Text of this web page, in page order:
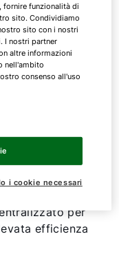
fornitura
per l'igiene,
di calore di
fasi
industriali
superfici e
per
efficienza
fornire funzionalità di
sito. Condividiamo
sito con i nostri
I nostri partner
altre informazioni
nell'ambito
consenso all'uso
i cookie necessari